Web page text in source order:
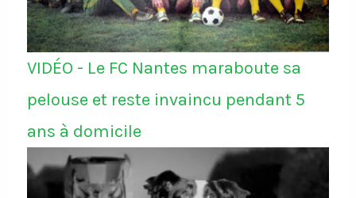
VIDÉO - Le FC Nantes maraboute sa
pelouse et reste invaincu pendant 5
ans à domicile